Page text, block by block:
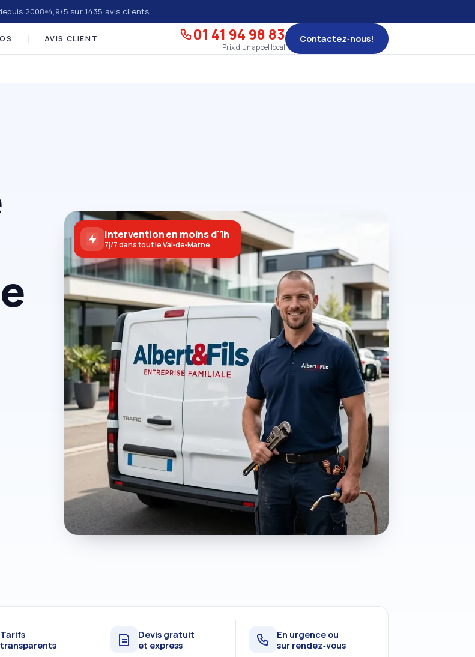
2008 4,9/5 sur 1435 avis clients
AVIS CLIENT 01 41 94 98 83
Prix d'un appel local
Contactez‑nous!
Intervention en moins d'1h
7j/7 dans tout le Val‑de‑Marne
Tarifs
transparents
Devis gratuit
et express
En urgence ou
sur rendez‑vous